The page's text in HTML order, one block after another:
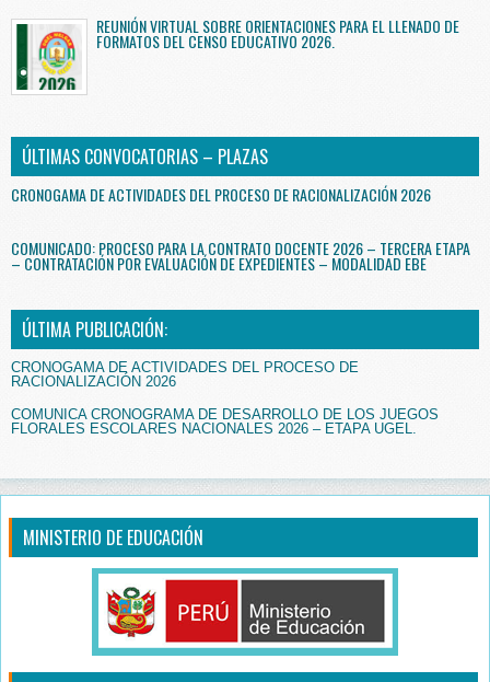
REUNIÓN VIRTUAL SOBRE ORIENTACIONES PARA EL LLENADO DE
FORMATOS DEL CENSO EDUCATIVO 2026.
ÚLTIMAS CONVOCATORIAS – PLAZAS
CRONOGAMA DE ACTIVIDADES DEL PROCESO DE RACIONALIZACIÓN 2026
COMUNICADO: PROCESO PARA LA CONTRATO DOCENTE 2026 – TERCERA ETAPA
– CONTRATACIÓN POR EVALUACIÓN DE EXPEDIENTES – MODALIDAD EBE
ÚLTIMA PUBLICACIÓN:
CRONOGAMA DE ACTIVIDADES DEL PROCESO DE
RACIONALIZACIÓN 2026
COMUNICA CRONOGRAMA DE DESARROLLO DE LOS JUEGOS
FLORALES ESCOLARES NACIONALES 2026 – ETAPA UGEL.
MINISTERIO DE EDUCACIÓN